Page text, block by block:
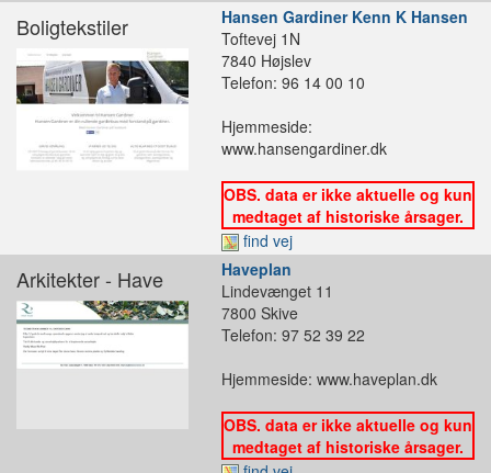
Boligtekstiler
Hansen Gardiner Kenn K Hansen
Toftevej 1N
7840 Højslev
Telefon: 96 14 00 10
Hjemmeside:
www.hansengardiner.dk
OBS. data er ikke aktuelle og kun
medtaget af historiske årsager.
find vej
Arkitekter - Have
Haveplan
Lindevænget 11
7800 Skive
Telefon: 97 52 39 22
Hjemmeside: www.haveplan.dk
OBS. data er ikke aktuelle og kun
medtaget af historiske årsager.